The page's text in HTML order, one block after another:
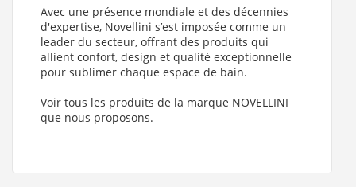
Avec une présence mondiale et des décennies
d'expertise, Novellini s’est imposée comme un
leader du secteur, offrant des produits qui
allient confort, design et qualité exceptionnelle
pour sublimer chaque espace de bain.
Voir tous les produits de la marque NOVELLINI
que nous proposons.